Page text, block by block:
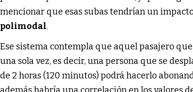
mencionar que esas subas tendrían un
polimodal.
Ese sistema contempla que aquel pasajero
una sola vez, es decir, una persona que se
de 2 horas (120 minutos) podrá hacerlo